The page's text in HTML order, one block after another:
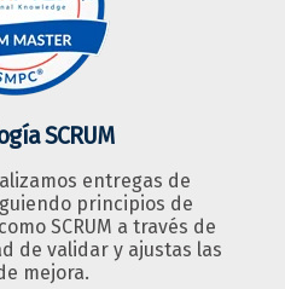
SCRUM
entregas de
principios de
SCRUM a través de
de validar y ajustas las
mejora.